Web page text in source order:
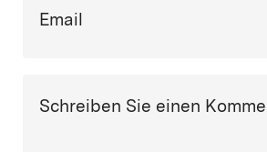
Email
Schreiben Sie einen